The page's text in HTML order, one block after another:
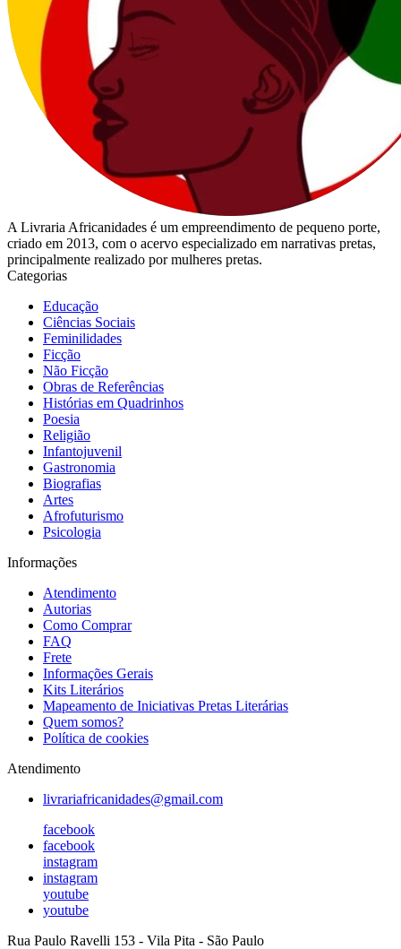
A Livraria Africanidades é um empreendimento de pequeno porte,
criado em 2013, com o acervo especializado em narrativas pretas,
principalmente realizado por mulheres pretas.
Categorias
Educação
Ciências Sociais
Feminilidades
Ficção
Não Ficção
Obras de Referências
Histórias em Quadrinhos
Poesia
Religião
Infantojuvenil
Gastronomia
Biografias
Artes
Afrofuturismo
Psicologia
Informações
Atendimento
Autorias
Como Comprar
FAQ
Frete
Informações Gerais
Kits Literários
Mapeamento de Iniciativas Pretas Literárias
Quem somos?
Política de cookies
Atendimento
livrariafricanidades@gmail.com
facebook
facebook
instagram
instagram
youtube
youtube
Rua Paulo Ravelli 153 - Vila Pita - São Paulo